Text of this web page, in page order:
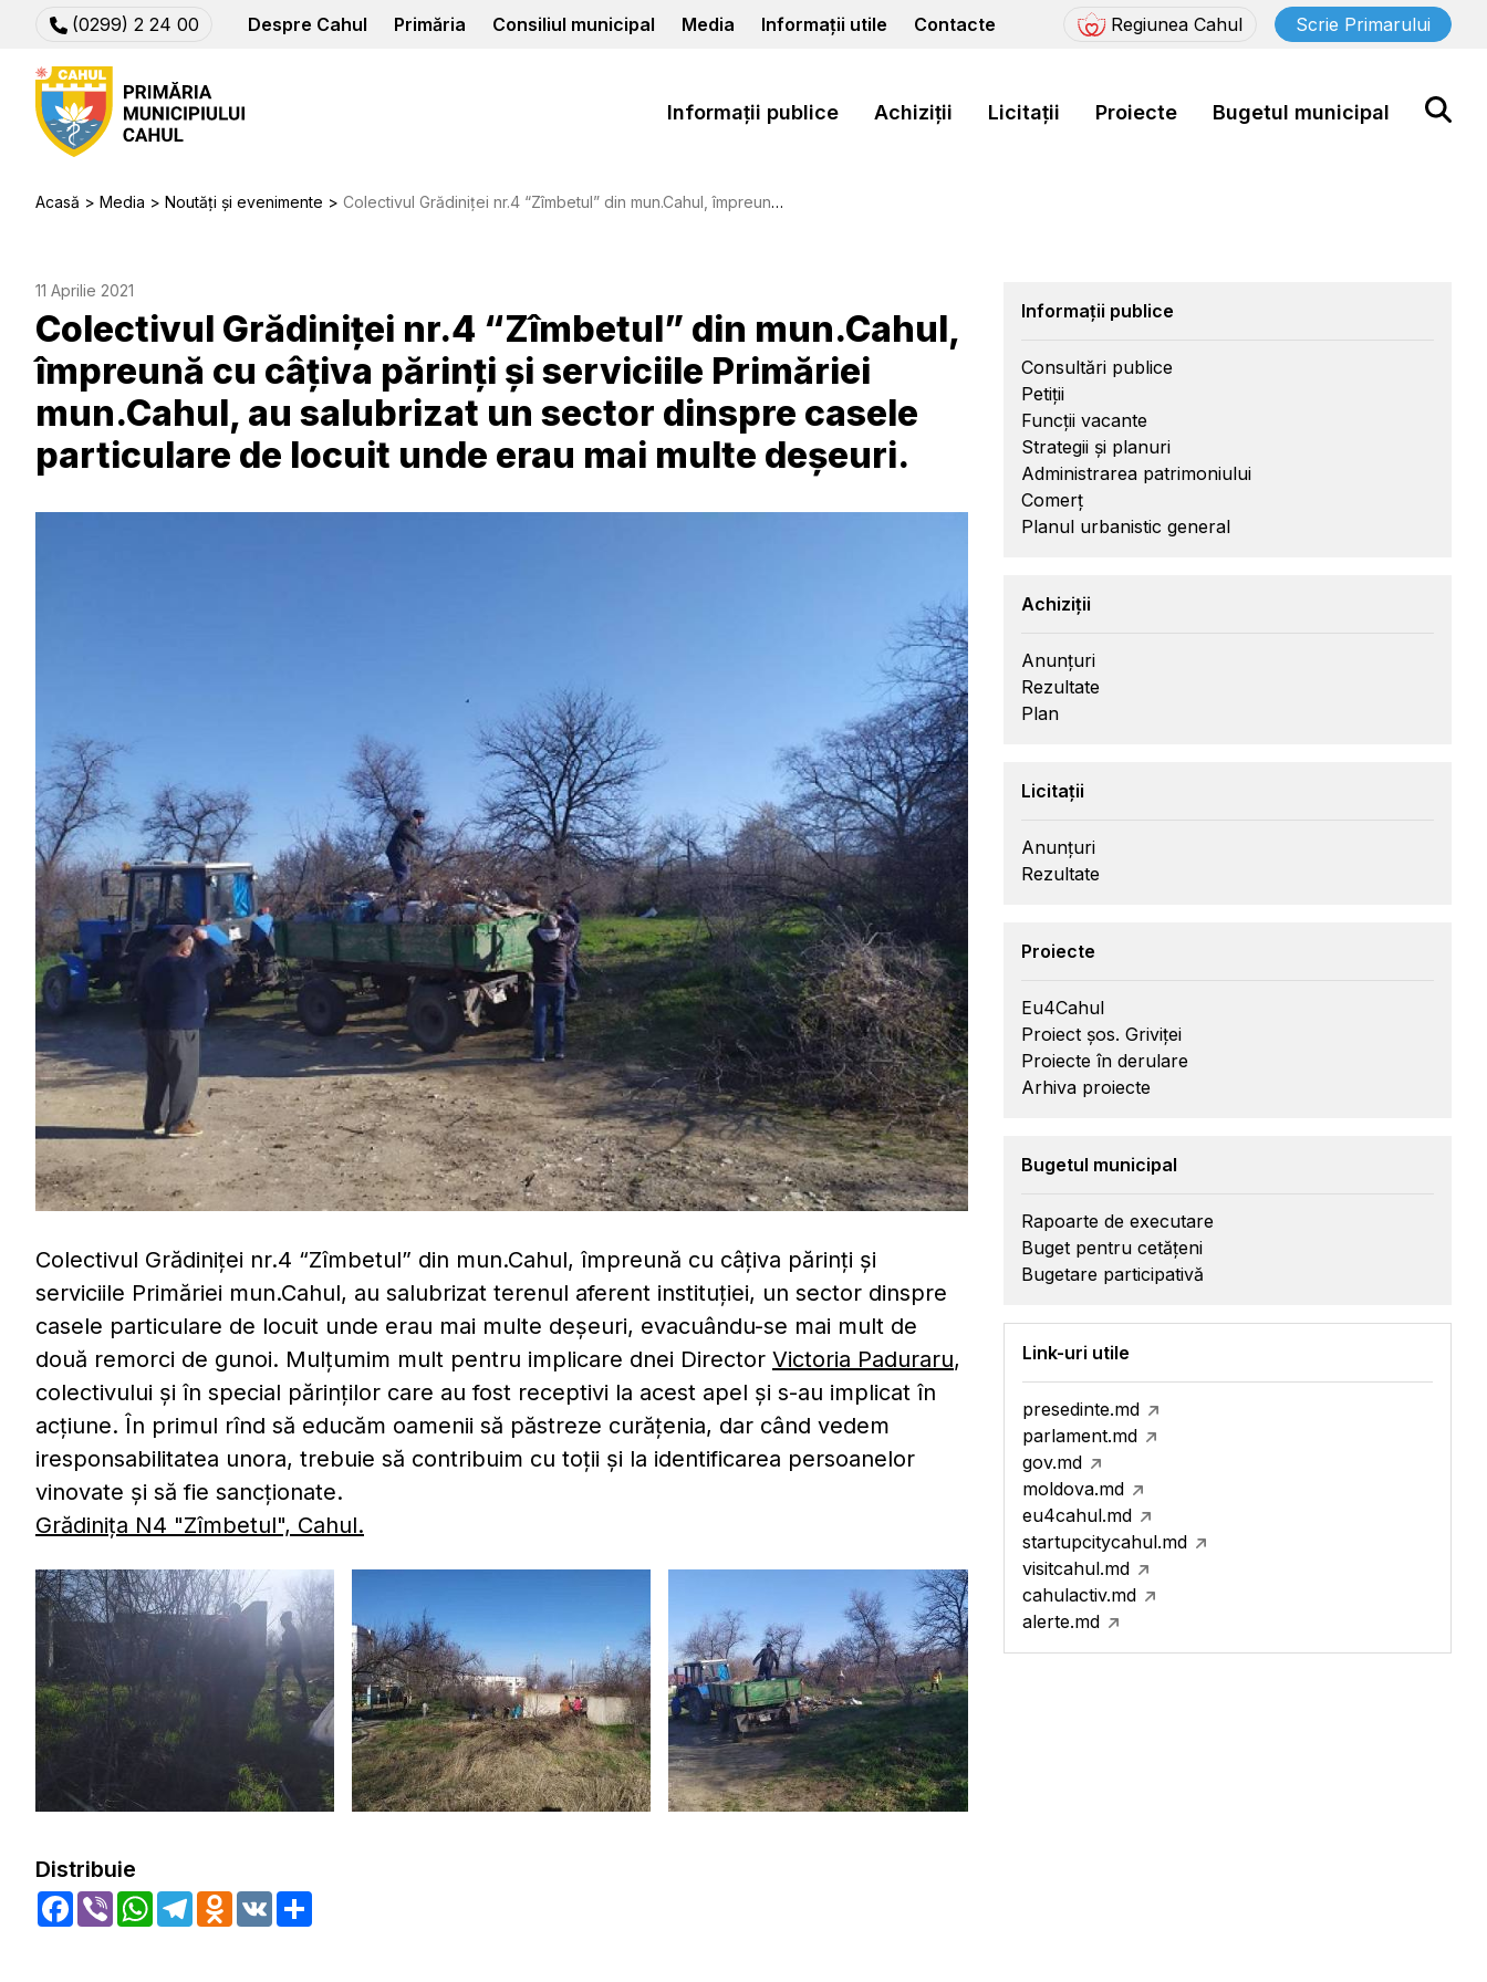
(0299) 2 24 00 Despre Cahul Primăria Consiliul municipal Media Informații utile Contacte Regiunea Cahul Scrie Primarului
Informații publice Achiziții Licitații Proiecte Bugetul municipal
Acasă Media Noutăți și evenimente Colectivul Grădiniței nr.4 “Zîmbetul” din mun.Cahul, împreună cu câțiva părinți și serviciile Primăriei mun.Cahul, au salubrizat un sector dinspre casele particulare de locuit unde erau mai multe deșeuri.
11 Aprilie 2021
Colectivul Grădiniței nr.4 “Zîmbetul” din mun.Cahul,
împreună cu câțiva părinți și serviciile Primăriei
mun.Cahul, au salubrizat un sector dinspre casele
particulare de locuit unde erau mai multe deșeuri.
Colectivul Grădiniței nr.4 “Zîmbetul” din mun.Cahul, împreună cu câțiva părinți și
serviciile Primăriei mun.Cahul, au salubrizat terenul aferent instituției, un sector dinspre
casele particulare de locuit unde erau mai multe deșeuri, evacuându-se mai mult de
două remorci de gunoi. Mulțumim mult pentru implicare dnei Director Victoria Paduraru,
colectivului și în special părinților care au fost receptivi la acest apel și s-au implicat în
acțiune. În primul rînd să educăm oamenii să păstreze curățenia, dar când vedem
iresponsabilitatea unora, trebuie să contribuim cu toții și la identificarea persoanelor
vinovate și să fie sancționate.
Grădinița N4 "Zîmbetul", Cahul.
Distribuie
Facebook
Viber WhatsApp
TelegramOdnoklassniki
VK
Informații publice
Consultări publice
Petiții
Funcții vacante
Strategii și planuri
Administrarea patrimoniului
Comerț
Planul urbanistic general
Achiziții
Anunțuri
Rezultate
Plan
Licitații
Anunțuri
Rezultate
Proiecte
Eu4Cahul
Proiect șos. Griviței
Proiecte în derulare
Arhiva proiecte
Bugetul municipal
Rapoarte de executare
Buget pentru cetățeni
Bugetare participativă
Link-uri utile
presedinte.md
parlament.md
gov.md
moldova.md
eu4cahul.md
startupcitycahul.md
visitcahul.md
cahulactiv.md
alerte.md